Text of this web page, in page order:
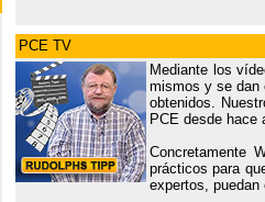
PCE TV
Mediante los
mismos y se dan
obtenidos.
PCE desde hace
Concretamente
prácticos para
expertos,